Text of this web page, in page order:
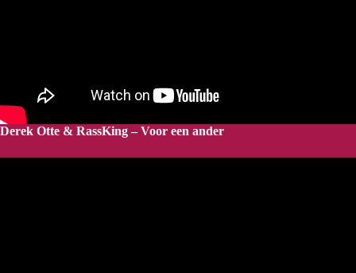
Derek Otte & RassKing – Voor een ander